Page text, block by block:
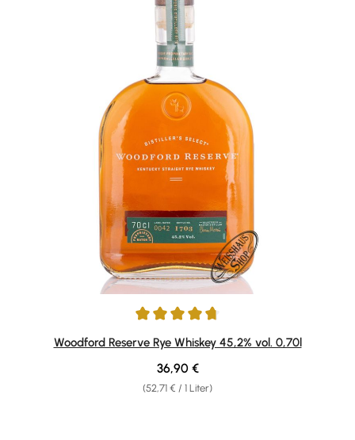
Durchschnittliche Bewertung von 4.67 von 5 Sternen
Woodford Reserve Rye Whiskey 45,2% vol. 0,70l
(52,71 € / 1 Liter)
Regulärer Preis:
36,90 €